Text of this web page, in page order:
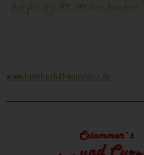
www.hotel-schiff-konstanz.de